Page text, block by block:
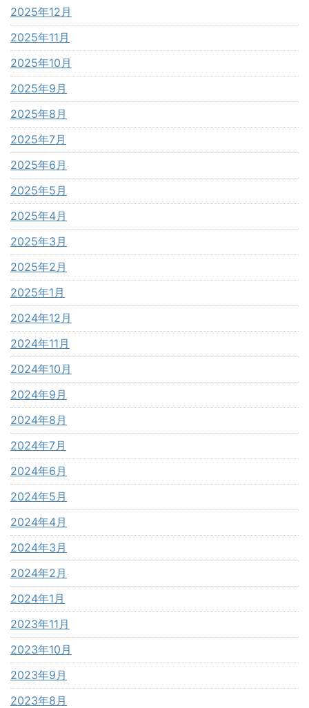
2025年12月
2025年11月
2025年10月
2025年9月
2025年8月
2025年7月
2025年6月
2025年5月
2025年4月
2025年3月
2025年2月
2025年1月
2024年12月
2024年11月
2024年10月
2024年9月
2024年8月
2024年7月
2024年6月
2024年5月
2024年4月
2024年3月
2024年2月
2024年1月
2023年11月
2023年10月
2023年9月
2023年8月